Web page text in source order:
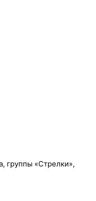
группы «Стрелки»,